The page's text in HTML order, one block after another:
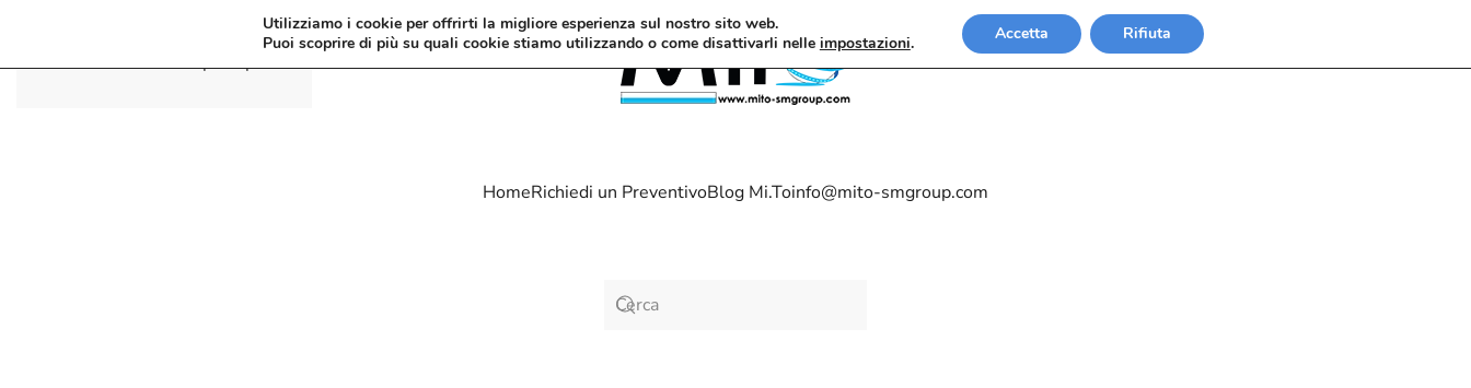
Passa al contenuto principale
HomeRichiedi un PreventivoBlog Mi.Toinfo@mito-smgroup.com
Utilizziamo i cookie per offrirti la migliore esperienza sul nostro sito web.
Puoi scoprire di più su quali cookie stiamo utilizzando o come disattivarli nelle impostazioni. Accetta Rifiuta